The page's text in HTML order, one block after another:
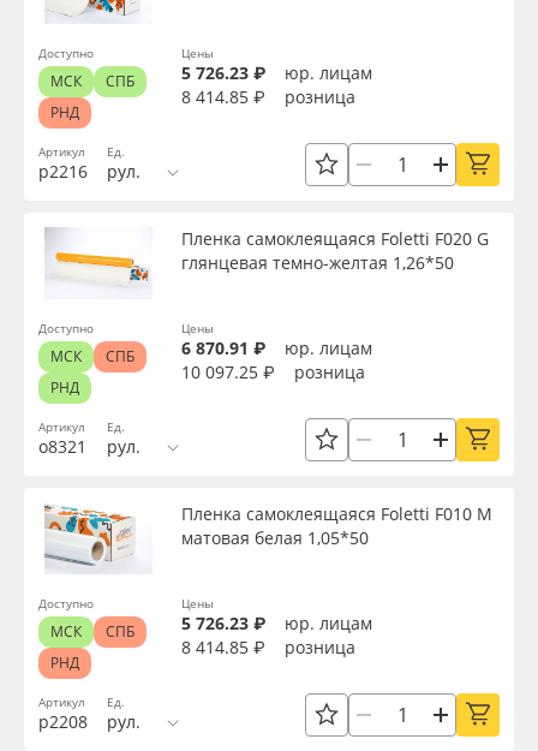
Артикул
р2216
Ед.
рул.
Цены
5 726.23 ₽
юр. лицам
8 414.85 ₽
розница
Доступно
МСК
СПБ
РНД
Артикул
о8321
Пленка самоклеящаяся Foletti F020 G
глянцевая темно-желтая 1,26*50
Ед.
рул.
Цены
6 870.91 ₽
юр. лицам
10 097.25 ₽
розница
Доступно
МСК
СПБ
РНД
Артикул
р2208
Пленка самоклеящаяся Foletti F010 М
матовая белая 1,05*50
Ед.
рул.
Цены
5 726.23 ₽
юр. лицам
8 414.85 ₽
розница
Доступно
МСК
СПБ
РНД